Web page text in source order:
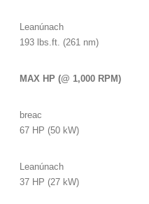
Leanúnach
193 lbs.ft. (261 nm)
MAX HP (@ 1,000 RPM)
breac
67 HP (50 kW)
Leanúnach
37 HP (27 kW)